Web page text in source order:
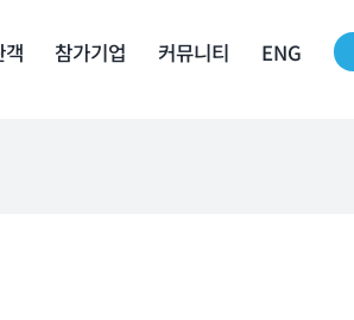
객 참가기업 커뮤니티 ENG